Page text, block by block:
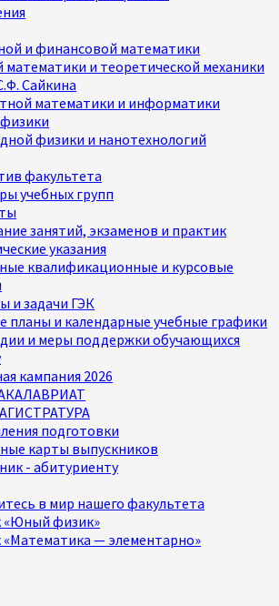
и финансовой математики
и теоретической механики
Сайкина
математики и информатики
физики и нанотехнологий
факультета
учебных групп
занятий, экзаменов и практик
указания
квалификационные и курсовые
и задачи ГЭК
планы и календарные учебные графики
и меры поддержки обучающихся
кампания 2026
подготовки
карты выпускников
- абитуриенту
в мир нашего факультета
«Юный физик»
— элементарно»